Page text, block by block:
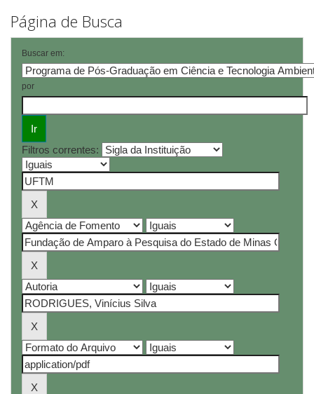
Página de Busca
Buscar em:
por
Filtros correntes: